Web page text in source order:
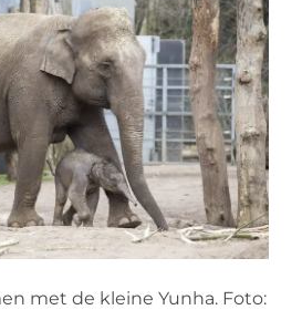
met de kleine Yunha. Foto: